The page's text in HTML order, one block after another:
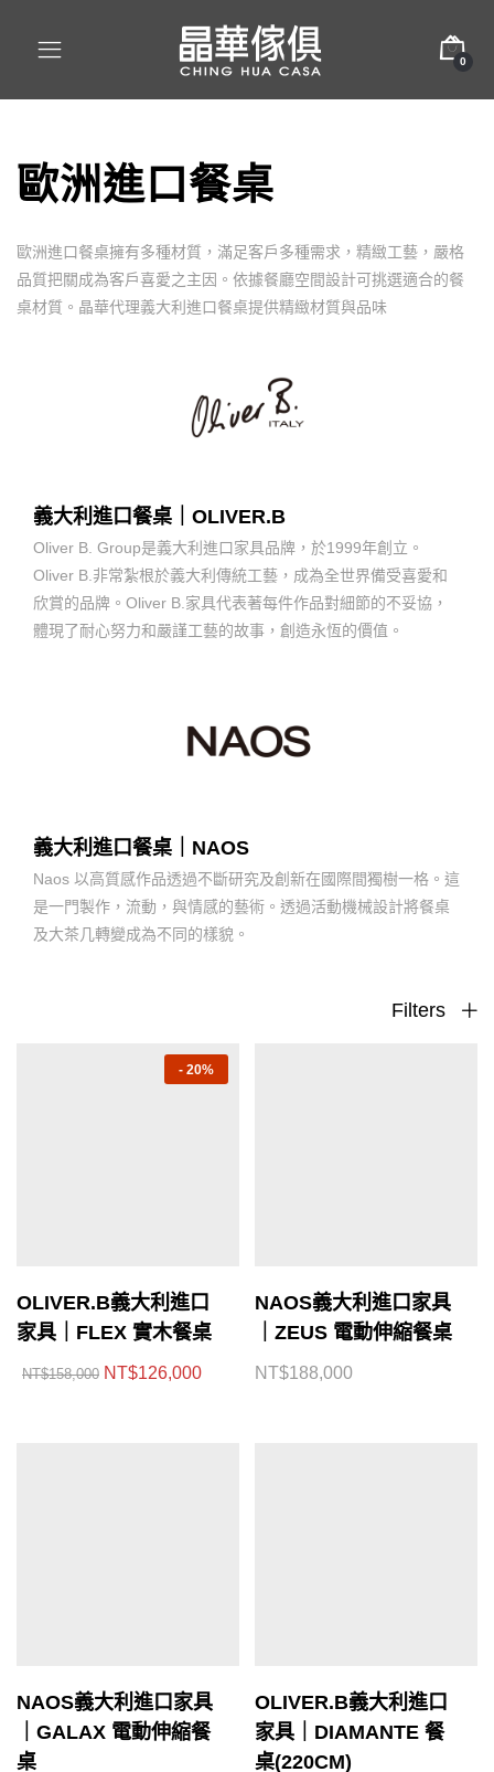
0
歐洲進口餐桌
歐洲進口餐桌擁有多種材質，滿足客戶多種需求，精緻工藝，嚴格
品質把關成為客戶喜愛之主因。依據餐廳空間設計可挑選適合的餐
桌材質。晶華代理義大利進口餐桌提供精緻材質與品味
義大利進口餐桌｜OLIVER.B
Oliver B. Group是義大利進口家具品牌，於1999年創立。
Oliver B.非常紮根於義大利傳統工藝，成為全世界備受喜愛和
欣賞的品牌。Oliver B.家具代表著每件作品對細節的不妥協，
體現了耐心努力和嚴謹工藝的故事，創造永恆的價值。
義大利進口餐桌｜NAOS
Naos 以高質感作品透過不斷研究及創新在國際間獨樹一格。這
是一門製作，流動，與情感的藝術。透過活動機械設計將餐桌
及大茶几轉變成為不同的樣貌。
Filters
- 20%
OLIVER.B義大利進口
家具｜FLEX 實木餐桌
NT$158,000 NT$126,000
NAOS義大利進口家具
｜ZEUS 電動伸縮餐桌
NT$188,000
NAOS義大利進口家具
｜GALAX 電動伸縮餐
桌
OLIVER.B義大利進口
家具｜DIAMANTE 餐
桌(220CM)